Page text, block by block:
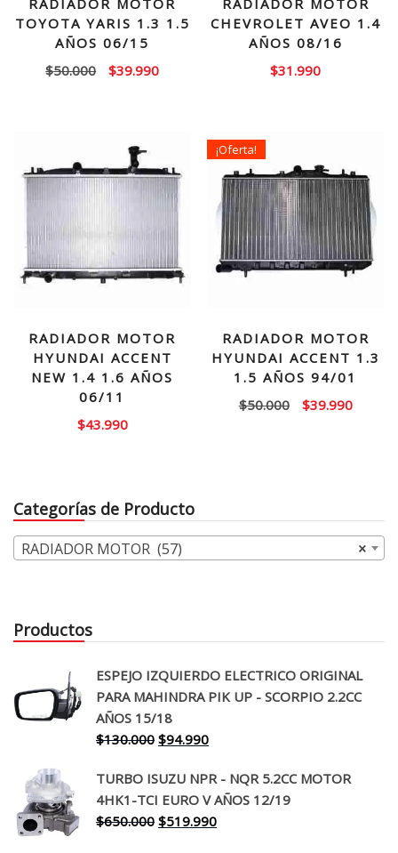
RADIADOR MOTOR
TOYOTA YARIS 1.3 1.5
AÑOS 06/15
$50.000
El
$50.000.
$39.990El
$39.990.
RADIADOR MOTOR
CHEVROLET AVEO 1.4
AÑOS 08/16
$31.990
RADIADOR MOTOR
HYUNDAI ACCENT
NEW 1.4 1.6 AÑOS
06/11
$43.990
¡Oferta!
RADIADOR MOTOR
HYUNDAI ACCENT 1.3
1.5 AÑOS 94/01
$50.000
El
$39.990El
Categorías de Producto
×
RADIADOR MOTOR (57)
Productos
ESPEJO IZQUIERDO ELECTRICO ORIGINAL
PARA MAHINDRA PIK UP - SCORPIO 2.2CC
AÑOS 15/18
$130.000 El
original
era:
$130.000.
$94.990El
actual
es:
$94.990.
TURBO ISUZU NPR - NQR 5.2CC MOTOR
4HK1-TCI EURO V AÑOS 12/19
$650.000 El
$519.990El